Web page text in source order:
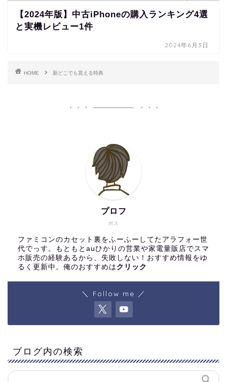
【2024年版】中古iPhoneの購入ランキング4選
と実機レビュー1件
2024年6月3日
HOME 新どこでも貰える特典
ボス
プロフ
ファミコンのカセット裏をふーふーしてたアラフォー世
代でっす。もともとauひかりの営業や家電量販店でスマ
ホ販売の経験あるから、失敗しない！おすすめ情報をゆ
るく更新中。俺のおすすめは クリック
＼ Follow me ／
ブログ内の検索